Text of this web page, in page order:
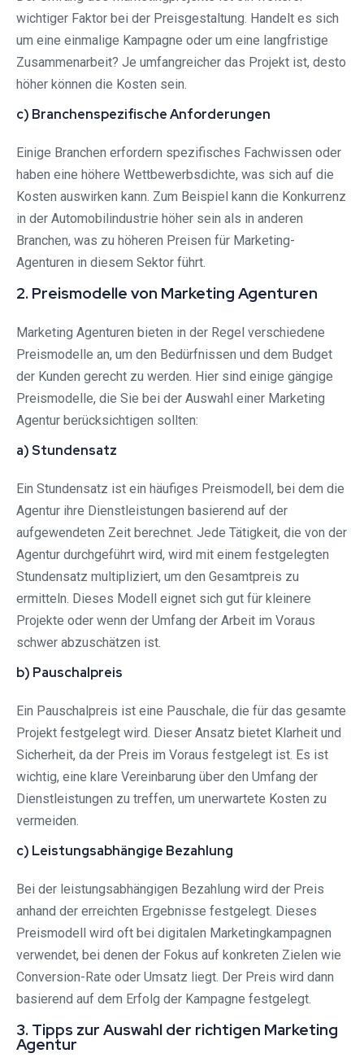
wichtiger Faktor bei der Preisgestaltung. Handelt es sich
um eine einmalige Kampagne oder um eine langfristige
Zusammenarbeit? Je umfangreicher das Projekt ist, desto
höher können die Kosten sein.
c) Branchenspezifische Anforderungen
Einige Branchen erfordern spezifisches Fachwissen oder
haben eine höhere Wettbewerbsdichte, was sich auf die
Kosten auswirken kann. Zum Beispiel kann die Konkurrenz
in der Automobilindustrie höher sein als in anderen
Branchen, was zu höheren Preisen für Marketing-
Agenturen in diesem Sektor führt.
2. Preismodelle von Marketing Agenturen
Marketing Agenturen bieten in der Regel verschiedene
Preismodelle an, um den Bedürfnissen und dem Budget
der Kunden gerecht zu werden. Hier sind einige gängige
Preismodelle, die Sie bei der Auswahl einer Marketing
Agentur berücksichtigen sollten:
a) Stundensatz
Ein Stundensatz ist ein häufiges Preismodell, bei dem die
Agentur ihre Dienstleistungen basierend auf der
aufgewendeten Zeit berechnet. Jede Tätigkeit, die von der
Agentur durchgeführt wird, wird mit einem festgelegten
Stundensatz multipliziert, um den Gesamtpreis zu
ermitteln. Dieses Modell eignet sich gut für kleinere
Projekte oder wenn der Umfang der Arbeit im Voraus
schwer abzuschätzen ist.
b) Pauschalpreis
Ein Pauschalpreis ist eine Pauschale, die für das gesamte
Projekt festgelegt wird. Dieser Ansatz bietet Klarheit und
Sicherheit, da der Preis im Voraus festgelegt ist. Es ist
wichtig, eine klare Vereinbarung über den Umfang der
Dienstleistungen zu treffen, um unerwartete Kosten zu
vermeiden.
c) Leistungsabhängige Bezahlung
Bei der leistungsabhängigen Bezahlung wird der Preis
anhand der erreichten Ergebnisse festgelegt. Dieses
Preismodell wird oft bei digitalen Marketingkampagnen
verwendet, bei denen der Fokus auf konkreten Zielen wie
Conversion-Rate oder Umsatz liegt. Der Preis wird dann
basierend auf dem Erfolg der Kampagne festgelegt.
3. Tipps zur Auswahl der richtigen Marketing
Agentur